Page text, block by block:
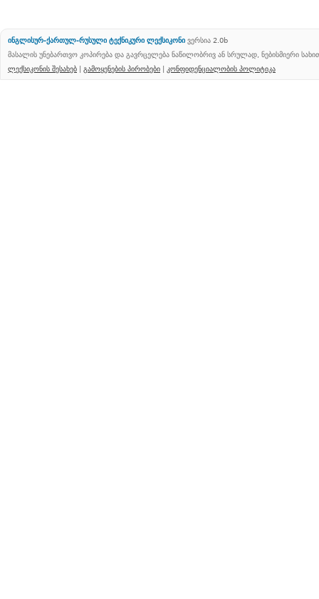
ინგლისურ-ქართულ-რუსული ტექნიკური ლექსიკონი ვერსია 2.0b
მასალის უნებართვო კოპირება და გავრცელება ნაწილობრივ ან სრულად, ნებისმიერი
ლექსიკონის შესახებ | გამოყენების პირობები | კონფიდენციალობის პოლიტიკა